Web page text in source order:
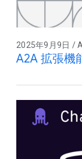
2025年9月9日 / AI
A2A 拡張機